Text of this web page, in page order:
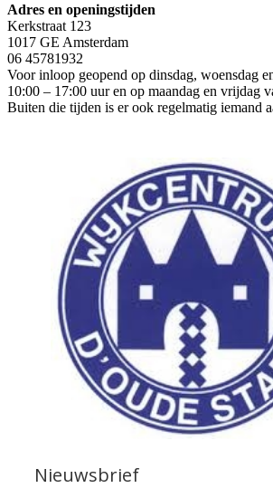
Adres en openingstijden
Kerkstraat 123
1017 GE Amsterdam
06 45781932
Voor inloop geopend op dinsdag, woensdag
10:00 – 17:00 uur en op maandag en vrijdag
Buiten die tijden is er ook regelmatig iemand
Nieuwsbrief